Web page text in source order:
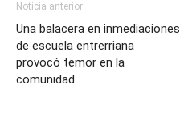
Noticia anterior
Una balacera en inmediaciones
de escuela entrerriana
provocó temor en la
comunidad